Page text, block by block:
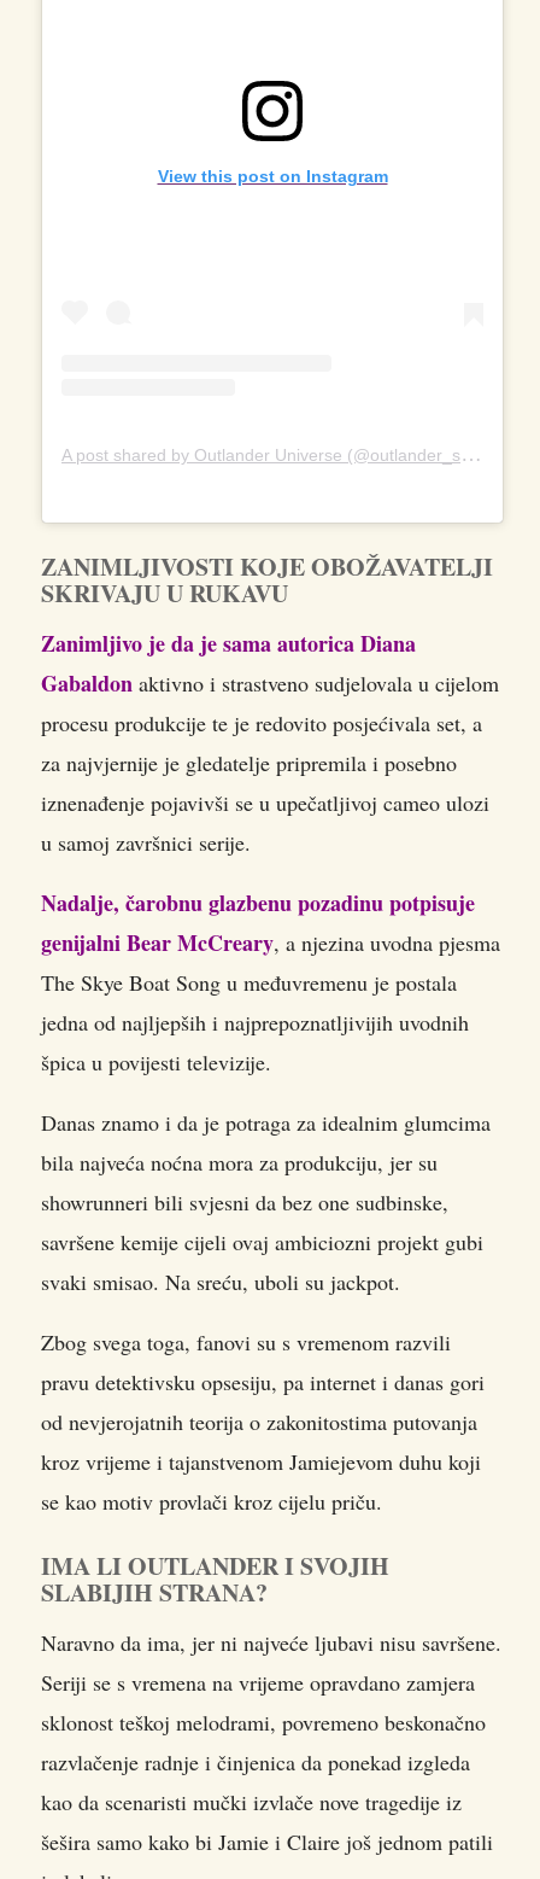
View this post on Instagram
A
post shared by Outlander Universe (@outlander_starz)
ZANIMLJIVOSTI KOJE OBOŽAVATELJI
SKRIVAJU U RUKAVU
Zanimljivo je da je sama autorica Diana
Gabaldon aktivno i strastveno sudjelovala u cijelom
procesu produkcije te je redovito posjećivala set, a
za najvjernije je gledatelje pripremila i posebno
iznenađenje pojavivši se u upečatljivoj cameo ulozi
u samoj završnici serije.
Nadalje, čarobnu glazbenu pozadinu potpisuje
genijalni Bear McCreary, a njezina uvodna pjesma
The Skye Boat Song u međuvremenu je postala
jedna od najljepših i najprepoznatljivijih uvodnih
špica u povijesti televizije.
Danas znamo i da je potraga za idealnim glumcima
bila najveća noćna mora za produkciju, jer su
showrunneri bili svjesni da bez one sudbinske,
savršene kemije cijeli ovaj ambiciozni projekt gubi
svaki smisao. Na sreću, uboli su jackpot.
Zbog svega toga, fanovi su s vremenom razvili
pravu detektivsku opsesiju, pa internet i danas gori
od nevjerojatnih teorija o zakonitostima putovanja
kroz vrijeme i tajanstvenom Jamiejevom duhu koji
se kao motiv provlači kroz cijelu priču.
IMA LI OUTLANDER I SVOJIH
SLABIJIH STRANA?
Naravno da ima, jer ni najveće ljubavi nisu savršene.
Seriji se s vremena na vrijeme opravdano zamjera
sklonost teškoj melodrami, povremeno beskonačno
razvlačenje radnje i činjenica da ponekad izgleda
kao da scenaristi mučki izvlače nove tragedije iz
šešira samo kako bi Jamie i Claire još jednom patili